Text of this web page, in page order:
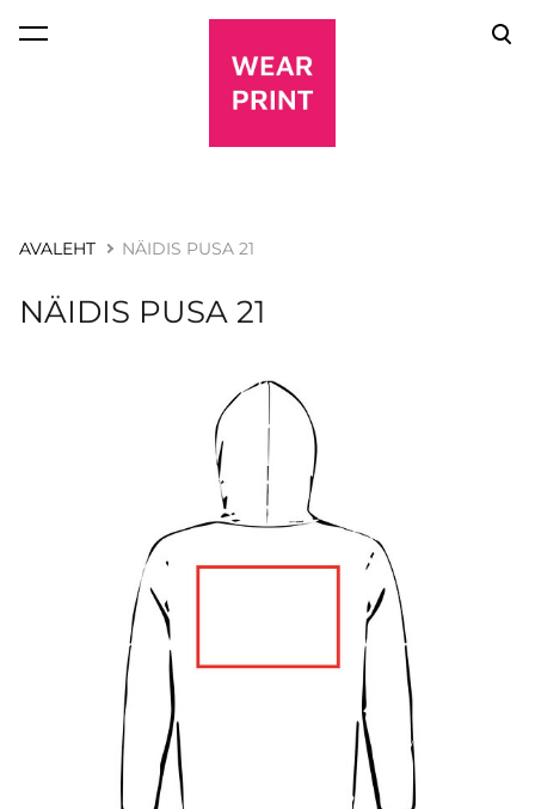
lisati ostukorvi.
AVALEHT NÄIDIS PUSA 21
NÄIDIS PUSA 21